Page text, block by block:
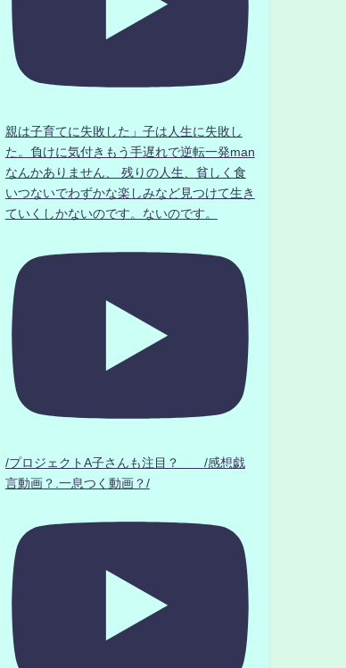
親は子育てに失敗した」子は人生に失敗し
た。負けに気付きもう手遅れで逆転一発man
なんかありません、 残りの人生、貧しく食
いつないでわずかな楽しみなど見つけて生き
ていくしかないのです。ないのです。
/プロジェクトA子さんも注目？ /感想戯
言動画？.一息つく動画？/